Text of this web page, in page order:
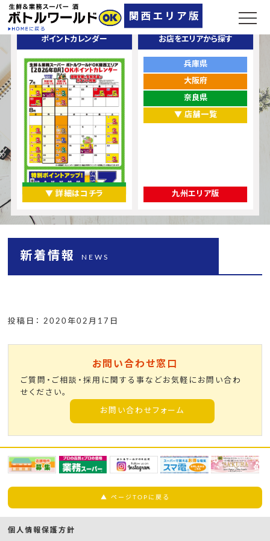
ポイントカレンダー
▼ 詳細はコチラ
お店をエリアから探す
兵庫県
大阪府
奈良県
▼ 店舗一覧
九州エリア版
新着情報 NEWS
投稿日： 2020年02月17日
お問い合わせ窓口
ご質問・ご相談・採用に関する事などお気軽にお問い合わ
せください。
お問い合わせフォーム
▲ ページTOPに戻る
個人情報保護方針